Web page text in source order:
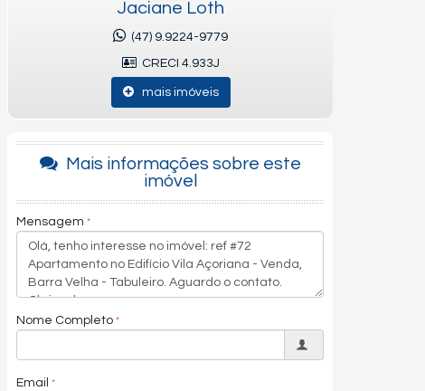
Jaciane Loth
(47) 9.9224-9779
CRECI 4.933J
mais imóveis
Mais informações sobre este
imóvel
Mensagem
Nome Completo
Email